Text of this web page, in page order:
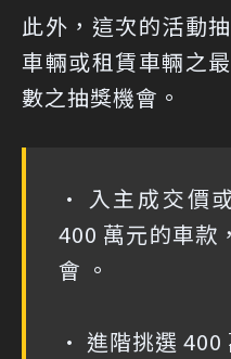
此外，這次的活動
車輛或租賃車輛之
數之抽獎機會。
• 入主成交價
400 萬元的車款
會 。
• 進階挑選 400